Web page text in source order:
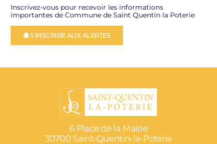
Inscrivez-vous pour recevoir les informations
importantes de Commune de Saint Quentin la Poterie
S'INSCRIRE AUX ALERTES
6 Place de la Mairie
30700 Saint-Quentin-la-Poterie